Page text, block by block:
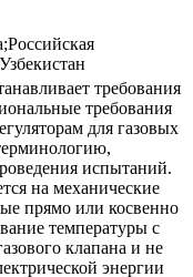
требования
требования
для газовых
испытаний.
на механические
прямо или косвенно
температуры с
клапана и не
энергии